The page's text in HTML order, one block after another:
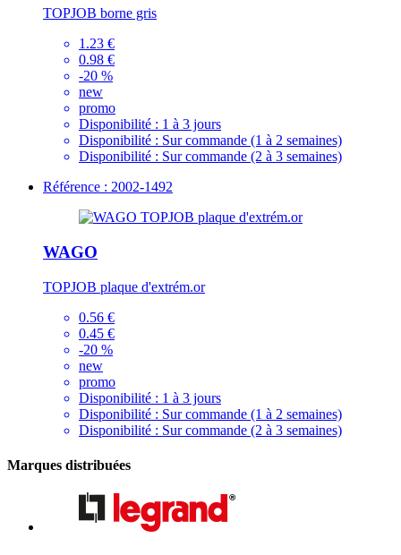
TOPJOB borne gris
1.23 €
0.98 €
-20 %
new
promo
Disponibilité : 1 à 3 jours
Disponibilité : Sur commande (1 à 2 semaines)
Disponibilité : Sur commande (2 à 3 semaines)
Référence : 2002-1492
WAGO
TOPJOB plaque d'extrém.or
0.56 €
0.45 €
-20 %
new
promo
Disponibilité : 1 à 3 jours
Disponibilité : Sur commande (1 à 2 semaines)
Disponibilité : Sur commande (2 à 3 semaines)
Marques distribuées